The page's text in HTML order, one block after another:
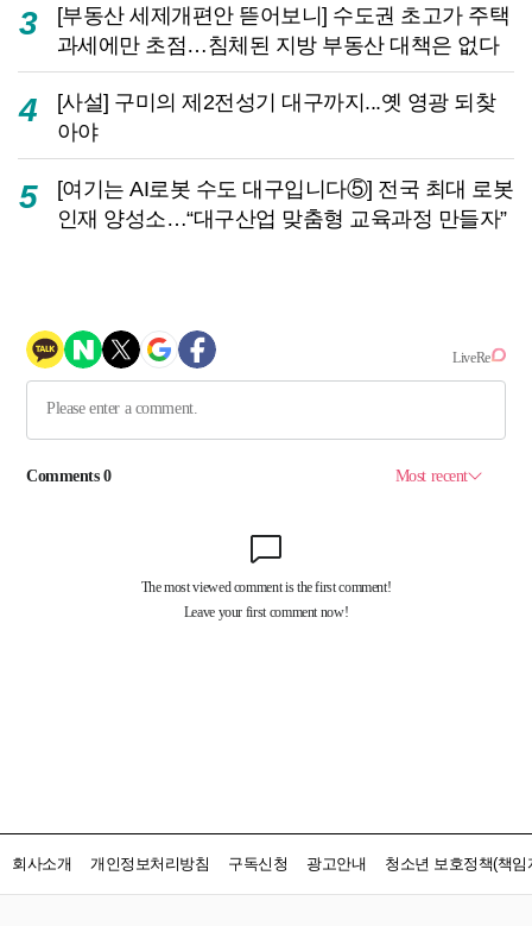
3
[부동산 세제개편안 뜯어보니] 수도권 초고가 주택
과세에만 초점…침체된 지방 부동산 대책은 없다
4
[사설] 구미의 제2전성기 대구까지...옛 영광 되찾
아야
5
[여기는 AI로봇 수도 대구입니다⑤] 전국 최대 로봇
인재 양성소…“대구산업 맞춤형 교육과정 만들자”
회사소개 개인정보처리방침 구독신청 광고안내 청소년 보호정책(책임